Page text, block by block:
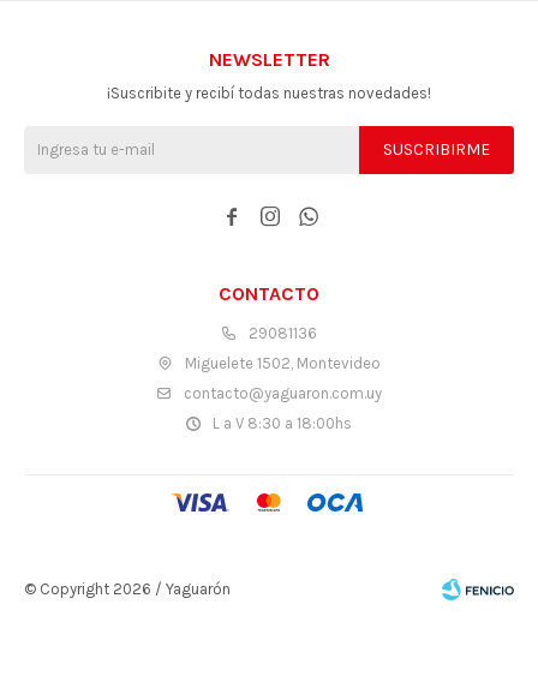
CONTACTO
29081136
Miguelete 1502, Montevideo
contacto@yaguaron.com.uy
L a V 8:30 a 18:00hs
NEWSLETTER
¡Suscribite y recibí todas nuestras novedades!
SUSCRIBIRME
  
© Copyright 2026 / Yaguarón